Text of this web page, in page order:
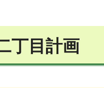
丁目計画